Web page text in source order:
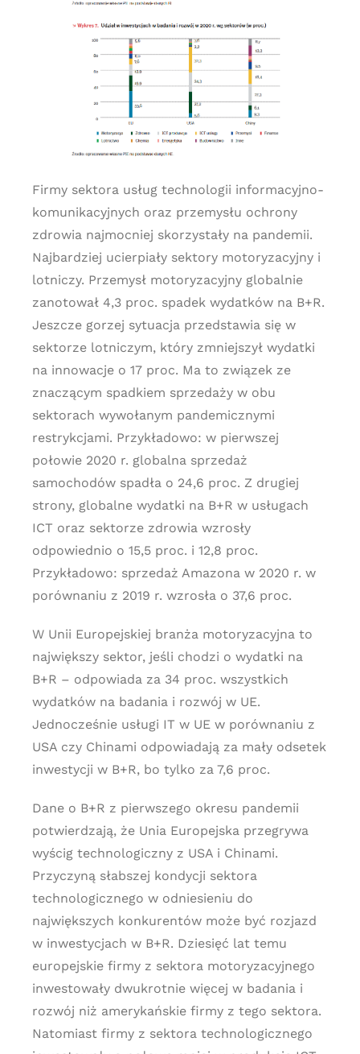
Firmy sektora usług technologii informacyjno-
komunikacyjnych oraz przemysłu ochrony
zdrowia najmocniej skorzystały na pandemii.
Najbardziej ucierpiały sektory motoryzacyjny i
lotniczy. Przemysł motoryzacyjny globalnie
zanotował 4,3 proc. spadek wydatków na B+R.
Jeszcze gorzej sytuacja przedstawia się w
sektorze lotniczym, który zmniejszył wydatki
na innowacje o 17 proc. Ma to związek ze
znaczącym spadkiem sprzedaży w obu
sektorach wywołanym pandemicznymi
restrykcjami. Przykładowo: w pierwszej
połowie 2020 r. globalna sprzedaż
samochodów spadła o 24,6 proc. Z drugiej
strony, globalne wydatki na B+R w usługach
ICT oraz sektorze zdrowia wzrosły
odpowiednio o 15,5 proc. i 12,8 proc.
Przykładowo: sprzedaż Amazona w 2020 r. w
porównaniu z 2019 r. wzrosła o 37,6 proc.
W Unii Europejskiej branża motoryzacyjna to
największy sektor, jeśli chodzi o wydatki na
B+R – odpowiada za 34 proc. wszystkich
wydatków na badania i rozwój w UE.
Jednocześnie usługi IT w UE w porównaniu z
USA czy Chinami odpowiadają za mały odsetek
inwestycji w B+R, bo tylko za 7,6 proc.
Dane o B+R z pierwszego okresu pandemii
potwierdzają, że Unia Europejska przegrywa
wyścig technologiczny z USA i Chinami.
Przyczyną słabszej kondycji sektora
technologicznego w odniesieniu do
największych konkurentów może być rozjazd
w inwestycjach w B+R. Dziesięć lat temu
europejskie firmy z sektora motoryzacyjnego
inwestowały dwukrotnie więcej w badania i
rozwój niż amerykańskie firmy z tego sektora.
Natomiast firmy z sektora technologicznego